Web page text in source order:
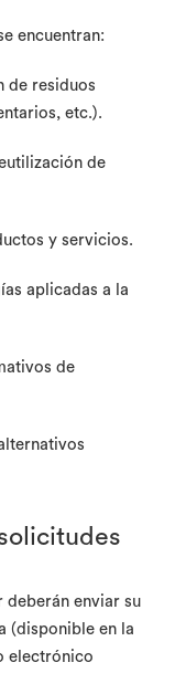
encuentran:
de residuos
etc.).
de
y servicios.
aplicadas a la
de
deberán enviar su
(disponible en la
electrónico